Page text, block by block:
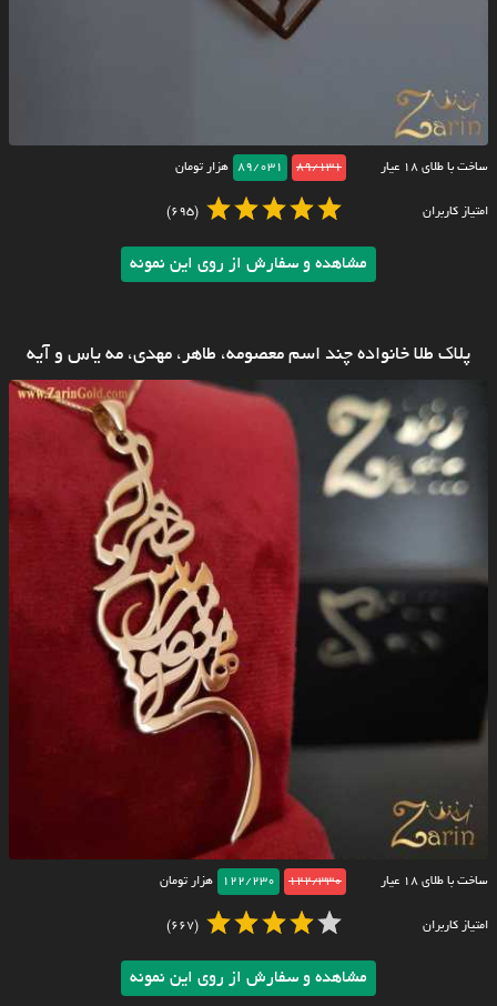
ساخت با طلای ۱۸ عیار 89/131
89/031 هزار تومان
امتیاز کاربران (695)
مشاهده و سفارش از روی این نمونه
پلاک طلا خانواده چند اسم معصومه، طاهر، مهدی، مه یاس و آیه
ساخت با طلای ۱۸ عیار 122/330
122/230 هزار تومان
امتیاز کاربران (667)
مشاهده و سفارش از روی این نمونه